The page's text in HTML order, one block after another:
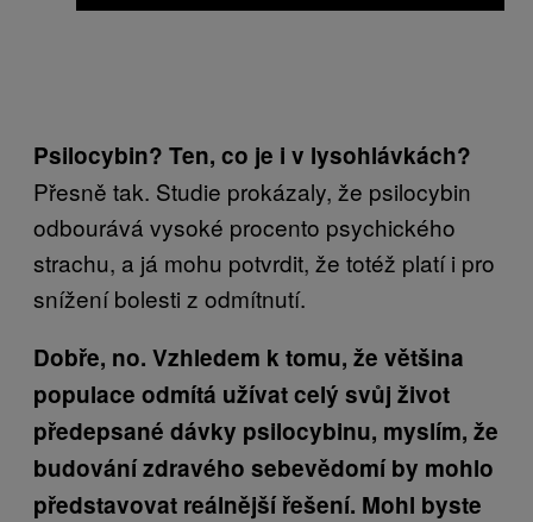
Psilocybin? Ten, co je i v lysohlávkách?
Přesně tak. Studie prokázaly, že psilocybin
odbourává vysoké procento psychického
strachu, a já mohu potvrdit, že totéž platí i pro
snížení bolesti z odmítnutí.
Dobře, no. Vzhledem k tomu, že většina
populace odmítá užívat celý svůj život
předepsané dávky psilocybinu, myslím, že
budování zdravého sebevědomí by mohlo
představovat reálnější řešení. Mohl byste